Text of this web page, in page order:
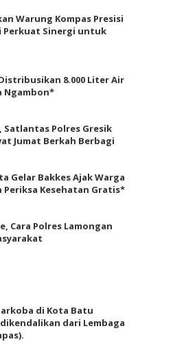
Warung Kompas Presisi
Perkuat Sinergi untuk
8.000 Liter Air
Ngambon*
Satlantas Polres Gresik
Jumat Berkah Berbagi
Gelar Bakkes Ajak Warga
Periksa Kesehatan Gratis*
Cara Polres Lamongan
di Kota Batu
dari Lembaga